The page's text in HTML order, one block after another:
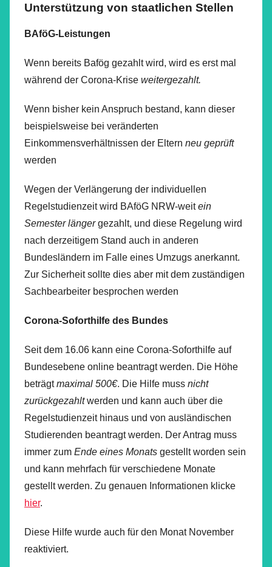
Unterstützung von staatlichen Stellen
BAföG-Leistungen
Wenn bereits Bafög gezahlt wird, wird es erst mal
während der Corona-Krise weitergezahlt.
Wenn bisher kein Anspruch bestand, kann dieser
beispielsweise bei veränderten
Einkommensverhältnissen der Eltern neu geprüft
werden
Wegen der Verlängerung der individuellen
Regelstudienzeit wird BAföG NRW-weitein
Semester längergezahlt, und diese Regelung wird
nach derzeitigem Stand auch in anderen
Bundesländern im Falle eines Umzugs anerkannt.
Zur Sicherheit sollte dies aber mit dem zuständigen
Sachbearbeiter besprochen werden
Corona-Soforthilfe des Bundes
Seit dem 16.06 kann eine Corona-Soforthilfe auf
Bundesebene online beantragt werden. Die Höhe
beträgtmaximal 500€. Die Hilfe muss nicht
zurückgezahltwerden und kann auch über die
Regelstudienzeit hinaus und von ausländischen
Studierenden beantragt werden. Der Antrag muss
immer zum Ende eines Monats gestellt worden sein
und kann mehrfach für verschiedene Monate
gestellt werden. Zu genauen Informationen klicke
hier.
Diese Hilfe wurde auch für den Monat November
reaktiviert.